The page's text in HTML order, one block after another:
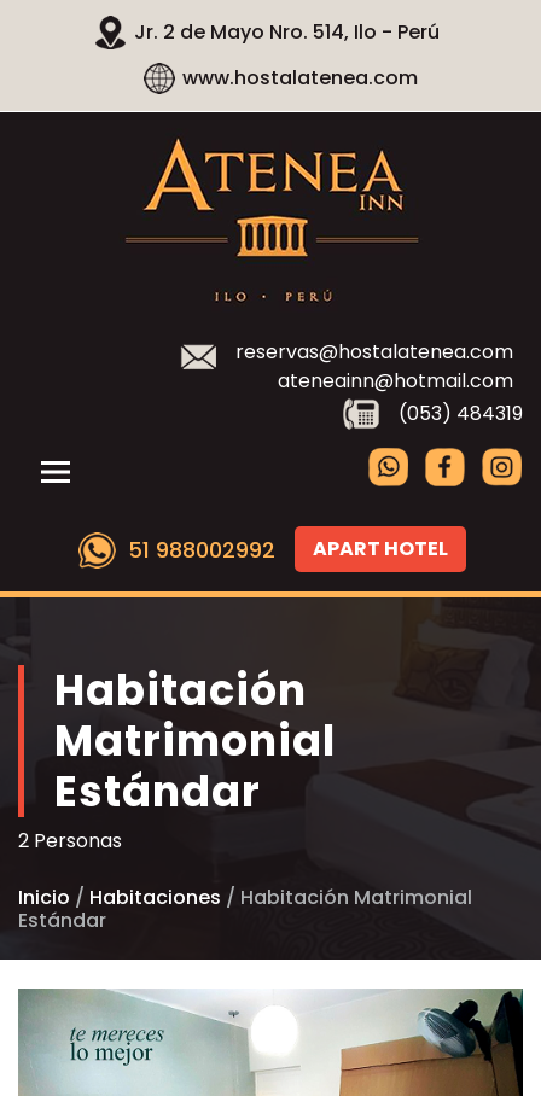
Jr. 2 de Mayo Nro. 514, Ilo - Perú
www.hostalatenea.com
reservas@hostalatenea.com
ateneainn@hotmail.com
(053) 484319
51 988002992 APART HOTEL
Habitación
Matrimonial
Estándar
2 Personas
Inicio / Habitaciones / Habitación Matrimonial
Estándar